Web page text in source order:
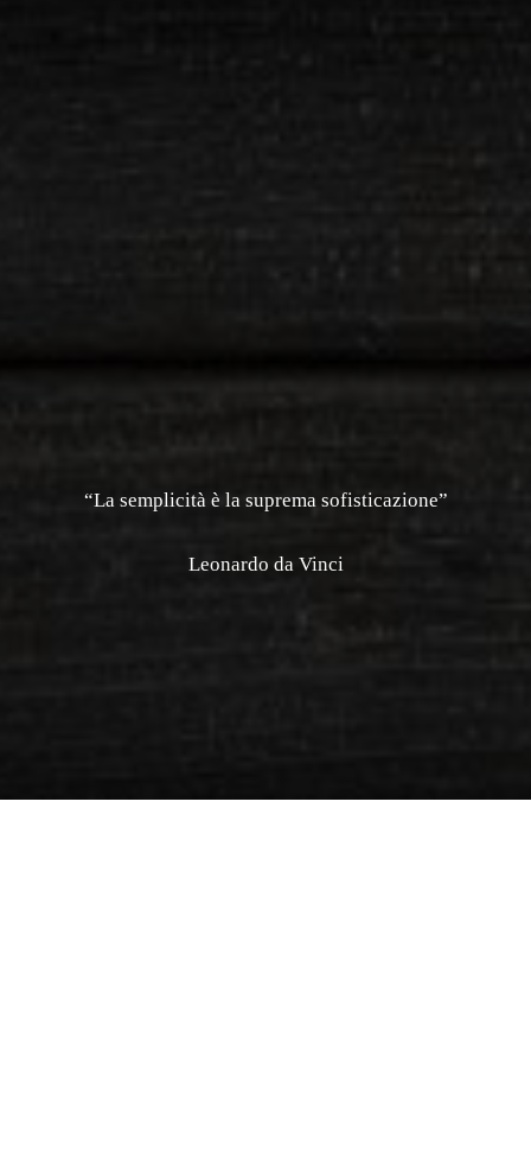
“La semplicità è la suprema sofisticazione”
Leonardo da Vinci